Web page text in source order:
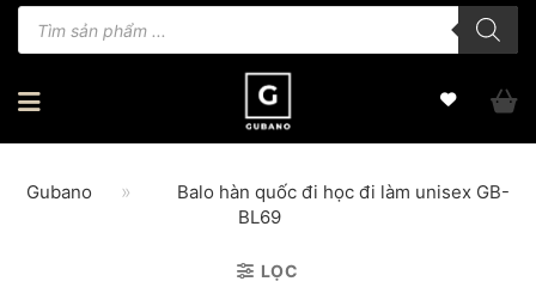
BỏTìm
Gubano »
Balo hàn quốc đi học đi làm unisex GB-
BL69
LỌC